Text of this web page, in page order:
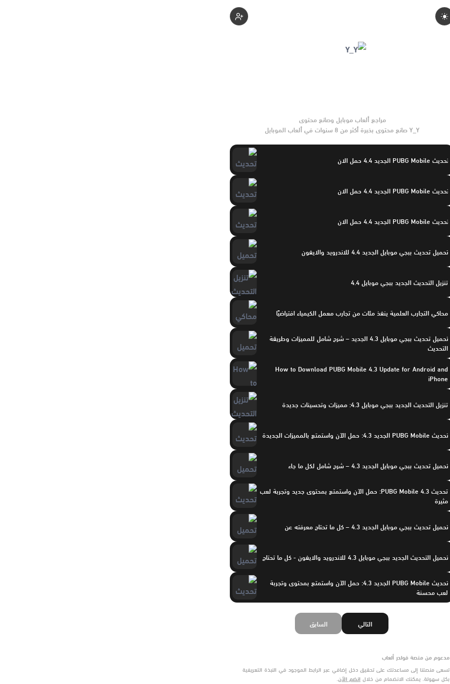
Y_Y صانع محتوى بخبرة أكثر من 8 سنوات في ألعاب الموبايل
تحديث PUBG Mobile الجديد 4.4 حمل الان
تحديث PUBG Mobile الجديد 4.4 حمل الان
تحديث PUBG Mobile الجديد 4.4 حمل الان
تحميل تحديث ببجي موبايل الجديد 4.4 للاندرويد والايفون
تنزيل التحديث الجديد ببجي موبايل 4.4
محاكي التجارب العلمية ينفذ مئات من تجارب معمل الكيمياء افتراضيًا
تحميل تحديث ببجي موبايل 4.3 الجديد – شرح شامل للمميزات وطريقة
التحديث
How to Download PUBG Mobile 4.3 Update for Android and
iPhone
تنزيل التحديث الجديد ببجي موبايل 4.3: مميزات وتحسينات جديدة
تحديث PUBG Mobile الجديد 4.3: حمل الآن واستمتع بالمميزات الجديدة
تحميل تحديث ببجي موبايل الجديد 4.3 – شرح شامل لكل ما جاء
تحديث PUBG Mobile 4.3: حمل الآن واستمتع بمحتوى جديد وتجربة لعب
مثيرة
تحميل تحديث ببجي موبايل الجديد 4.3 – كل ما تحتاج معرفته عن
تحميل التحديث الجديد ببجي موبايل 4.3 للاندرويد والايفون - كل ما تحتاج
تحديث PUBG Mobile الجديد 4.3: حمل الآن واستمتع بمحتوى وتجربة
لعب محسنة
السابق التالي
مدعوم من منصة فولدر ألعاب
تسعى منصتنا إلى مساعدتك على تحقيق دخل إضافي عبر الرابط الموجود في النبذة التعريفية
بكل سهولة. يمكنك الانضمام من خلال انضم الآن